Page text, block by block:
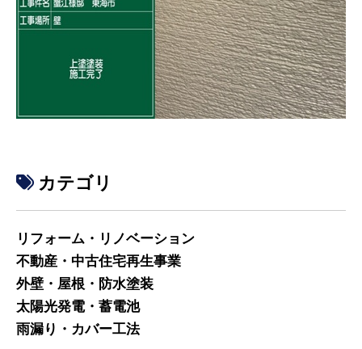
カテゴリ
リフォーム・リノベーション
不動産・中古住宅再生事業
外壁・屋根・防水塗装
太陽光発電・蓄電池
雨漏り・カバー工法